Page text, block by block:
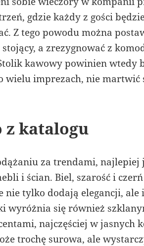
gdzie każdy z gości
Z tego powodu można
a zrezygnować z
kawowy powinien wtedy
wielu imprezach, nie martwić
z katalogu
za trendami, najlepiej
i ścian. Biel, szarość i
tylko dodają elegancji, ale
wyróżnia się również
najczęściej w jasnych
trochę surowa, ale